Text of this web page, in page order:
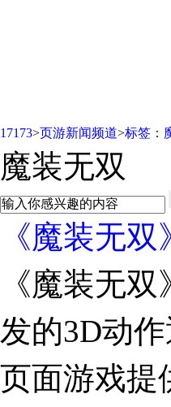
17173>页游新闻频道>标签：
魔装无双
《魔装无
《魔装无
发的3D动
页面游戏提